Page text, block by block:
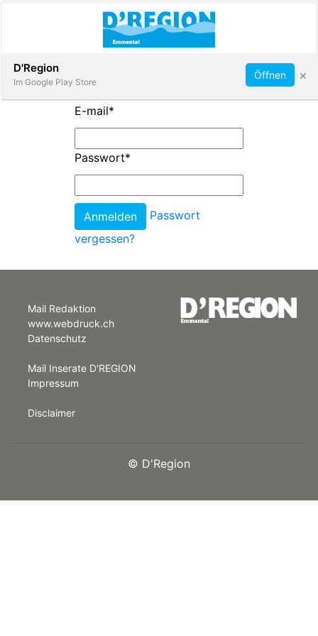
App
Abonnieren
E-mail*
Passwort*
Passwort
vergessen?
Mail Redaktion
www.webdruck.ch
Datenschutz
Mail Inserate D'REGION
Impressum
Disclaimer
© D'Region
D'Region
Im Google Play Store
Öffnen ×